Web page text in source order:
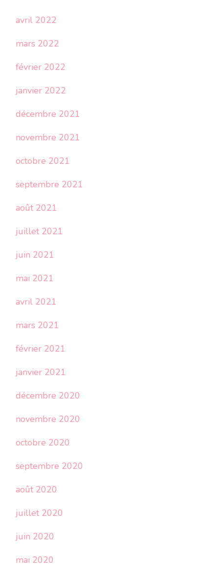
avril 2022
mars 2022
février 2022
janvier 2022
décembre 2021
novembre 2021
octobre 2021
septembre 2021
août 2021
juillet 2021
juin 2021
mai 2021
avril 2021
mars 2021
février 2021
janvier 2021
décembre 2020
novembre 2020
octobre 2020
septembre 2020
août 2020
juillet 2020
juin 2020
mai 2020